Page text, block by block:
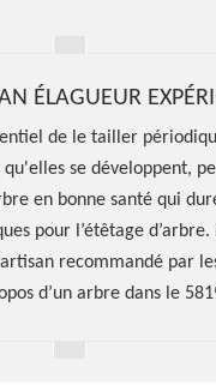
ÉLAGUEUR
de le tailler
se développent,
en bonne santé qui
pour l’étêtage
recommandé par
d’un arbre dans le